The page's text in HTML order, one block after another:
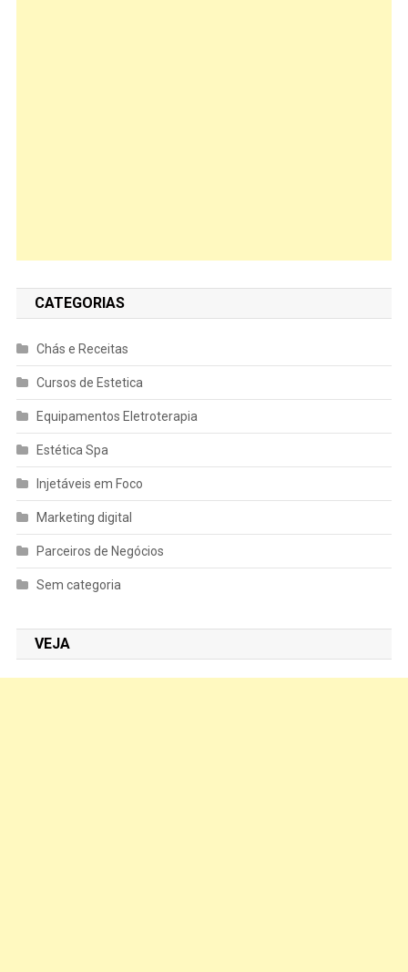
CATEGORIAS
Chás e Receitas
Cursos de Estetica
Equipamentos Eletroterapia
Estética Spa
Injetáveis em Foco
Marketing digital
Parceiros de Negócios
Sem categoria
VEJA